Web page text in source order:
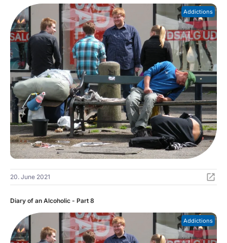
Addictions
20. June 2021
Diary of an Alcoholic - Part 8
Addictions